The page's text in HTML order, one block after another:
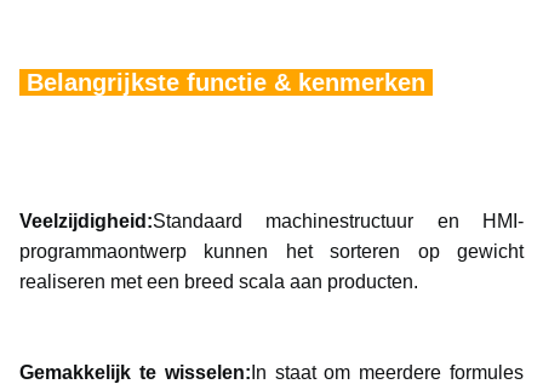
Belangrijkste functie & kenmerken
Veelzijdigheid:Standaard machinestructuur en HMI-
programmaontwerp kunnen het sorteren op gewicht
realiseren met een breed scala aan producten.
Gemakkelijk te wisselen: In staat om meerdere formules